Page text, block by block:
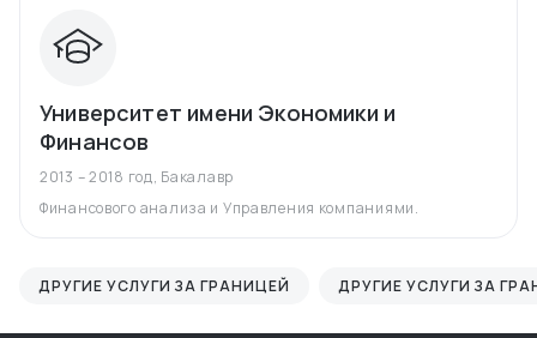
Университет имени Экономики и
Финансов
2013 – 2018 год, Бакалавр
Финансового анализа и Управления компаниями.
ДРУГИЕ УСЛУГИ ЗА ГРАНИЦЕЙ ДРУГИЕ УСЛУГИ ЗА